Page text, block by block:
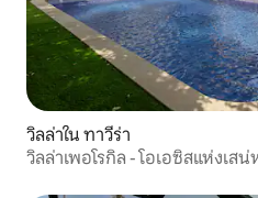
วิลล่าใน ทาวีร่า
วิลล่าเพอโรกิล - โอเอซิสแห่งเส